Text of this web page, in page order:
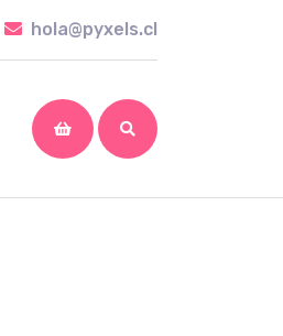
hola@pyxels.cl
shopping
cart